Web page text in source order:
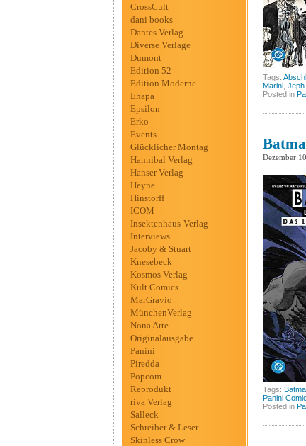
CrossCult
dani books
Dantes Verlag
Diverse Verlage
Dumont
Edition 52
Edition Moderne
Ehapa
Epsilon
Erko
Events
Glücklicher Montag
Hannibal Verlag
Hanser Verlag
Heyne
Hinstorff
ICOM
Insektenhaus-Verlag
Interviews
Jacoby & Stuart
Knesebeck
Kosmos Verlag
Kult Comics
MarGravio
MünchenVerlag
Nona Arte
Originalausgabe
Panini
Piredda
Popcom
Reprodukt
riva Verlag
Salleck
Schreiber & Leser
Skinless Crow
Tags:
Marini Jeph
Posted in
Dezember
Tags:
Panini
Posted in